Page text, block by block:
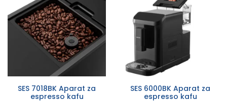
SES 7018BK Aparat za
espresso kafu
SES 6000BK Aparat za
espresso kafu